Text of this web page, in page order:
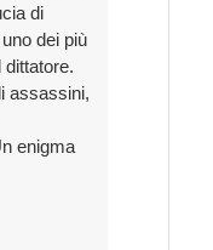
di
dei più
assassini,
enigma